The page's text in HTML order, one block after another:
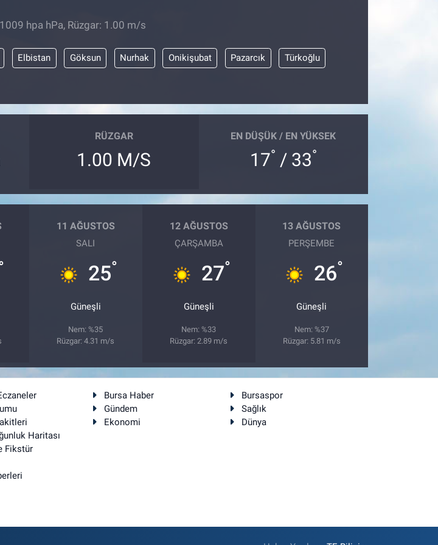
hpa hPa, Rüzgar: 1.00 m/s
Elbistan Göksun Nurhak Onikişubat Pazarcık Türkoğlu
RÜZGAR
1.00 M/S
EN DÜŞÜK / EN YÜKSEK
17° / 33°
11 AĞUSTOS
SALI
25°
Güneşli
Nem: %35
Rüzgar: 4.31 m/s
12 AĞUSTOS
ÇARŞAMBA
27°
Güneşli
Nem: %33
Rüzgar: 2.89 m/s
13 AĞUSTOS
PERŞEMBE
26°
Güneşli
Nem: %37
Rüzgar: 5.81 m/s
Haritası
Fikstür
Bursa Haber
Bursaspor
Gündem
Sağlık
Ekonomi
Dünya